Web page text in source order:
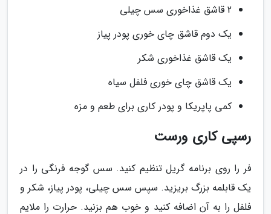
2 قاشق غذاخوری سس چیلی
یک دوم قاشق چای خوری پودر پیاز
یک قاشق غذاخوری شکر
یک قاشق چای خوری فلفل سیاه
کمی پاپریکا و پودر کاری برای طعم و مزه
رسپی کاری ورست
فر را روی برنامه گریل تنظیم کنید. سس گوجه فرنگی را در
یک قابلمه بزرگ بریزید. سپس سس چیلی، پودر پیاز، شکر و
فلفل را به آن اضافه کنید و خوب هم بزنید. حرارت را ملایم